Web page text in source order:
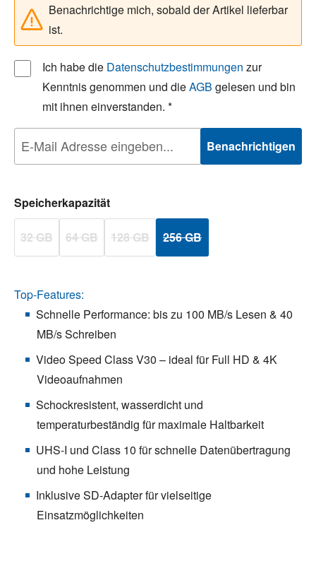
Benachrichtige mich, sobald der Artikel lieferbar
ist.
Ich habe die Datenschutzbestimmungen zur
Kenntnis genommen und dieAGB gelesen und bin
mit ihnen einverstanden. *
Benachrichtigen
Speicherkapazitätauswählen
32 GB(Diese Option ist zurzeit nicht verfügbar.)
64 GB(Diese Option ist zurzeit nicht verfügbar.)
128 GB(Diese Option ist zurzeit nicht verfügbar.)
256 GB(Diese Option ist zurzeit nicht
Top-Features:
Schnelle Performance: bis zu 100 MB/s Lesen & 40
MB/s Schreiben
Video Speed Class V30 – ideal für Full HD & 4K
Videoaufnahmen
Schockresistent, wasserdicht und
temperaturbeständig für maximale Haltbarkeit
UHS-I und Class 10 für schnelle Datenübertragung
und hohe Leistung
Inklusive SD-Adapter für vielseitige
Einsatzmöglichkeiten